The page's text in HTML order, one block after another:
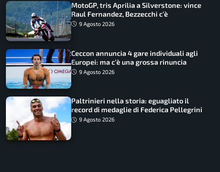
MotoGP, tris Aprilia a Silverstone: vince
Raul Fernandez, Bezzecchi c’è
9 Agosto 2026
Ceccon annuncia 4 gare individuali agli
Europei: ma c’è una grossa rinuncia
9 Agosto 2026
Paltrinieri nella storia: eguagliato il
record di medaglie di Federica Pellegrini
9 Agosto 2026